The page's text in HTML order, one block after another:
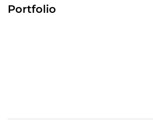
travaille avec les entrepreneurs,
et petites entreprises qui souhaitent
Portfolio